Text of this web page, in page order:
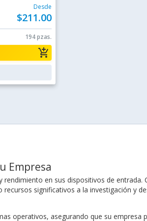
Desde
$211.00
194 pzas.
add_shopping_cart
Empresa
en sus dispositivos de
significativos a la investigación y
operativos, asegurando que su